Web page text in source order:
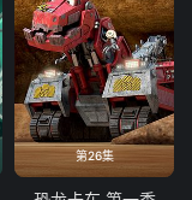
第26集